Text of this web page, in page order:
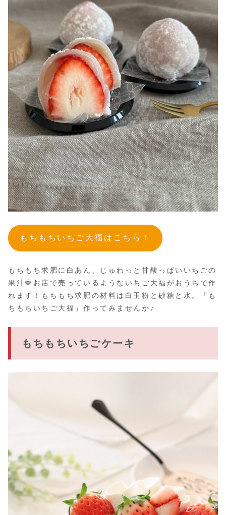
もちもちいちご大福はこちら！
もちもち求肥に白あん、じゅわっと甘酸っぱいいちごの
果汁🍓お店で売っているようないちご大福がおうちで作
れます！もちもち求肥の材料は白玉粉と砂糖と水。「も
ちもちいちご大福」作ってみませんか♪
もちもちいちごケーキ